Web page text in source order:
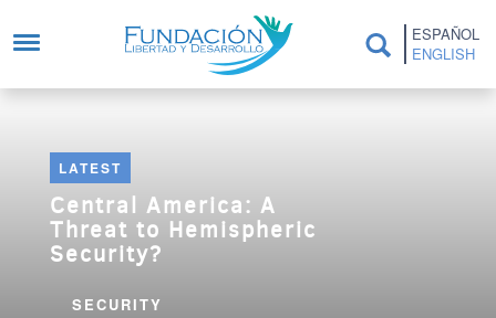
ESPAÑOL
ENGLISH
LATEST
Central America: A
Threat to Hemispheric
Security?
SECURITY